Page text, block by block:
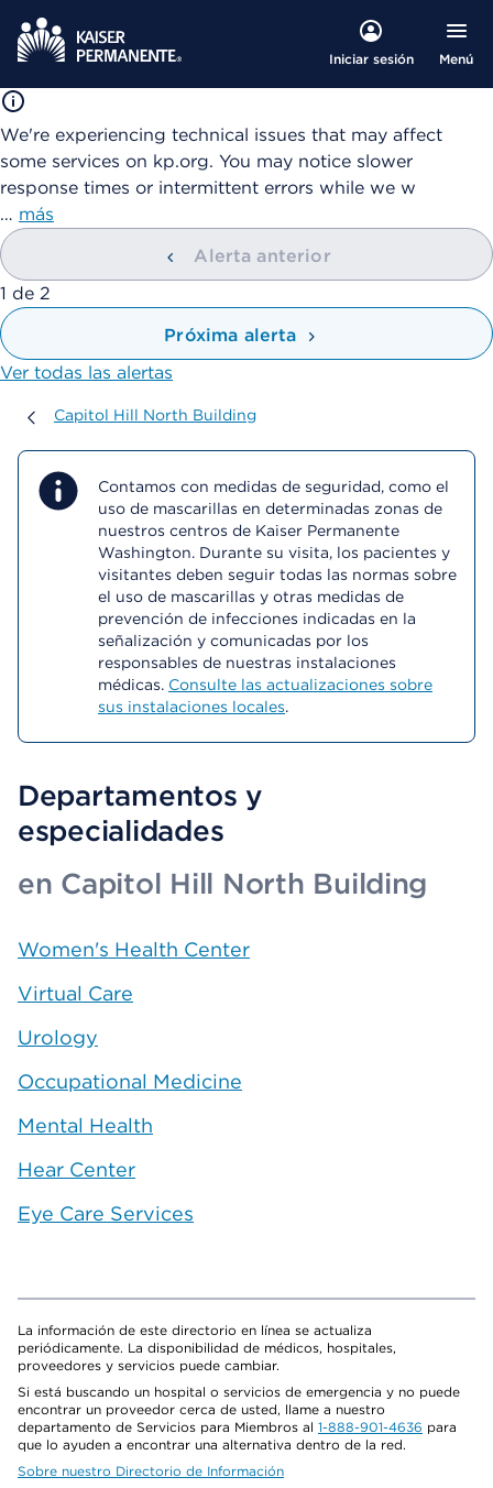
Iniciar sesión Menú
We're experiencing technical issues that may affect
some services on kp.org. You may notice slower
response times or intermittent errors while we w
… más
Alerta anterior
mostrando
1 de 2
Próxima alerta
Ver todas las alertas
Capitol Hill North Building
Capitol Hill North Building
Contamos con medidas de seguridad, como el
uso de mascarillas en determinadas zonas de
nuestros centros de Kaiser Permanente
Washington. Durante su visita, los pacientes y
visitantes deben seguir todas las normas sobre
el uso de mascarillas y otras medidas de
prevención de infecciones indicadas en la
señalización y comunicadas por los
responsables de nuestras instalaciones
médicas. Consulte las actualizaciones sobre
sus instalaciones locales.
Departamentos y
especialidades
en Capitol Hill North Building
Women's Health Center
Virtual Care
Urology
Occupational Medicine
Mental Health
Hear Center
Eye Care Services
La información de este directorio en línea se actualiza
periódicamente. La disponibilidad de médicos, hospitales,
proveedores y servicios puede cambiar.
Si está buscando un hospital o servicios de emergencia y no puede
encontrar un proveedor cerca de usted, llame a nuestro
departamento de Servicios para Miembros al 1-888-901-4636 para
que lo ayuden a encontrar una alternativa dentro de la red.
Sobre nuestro Directorio de Información